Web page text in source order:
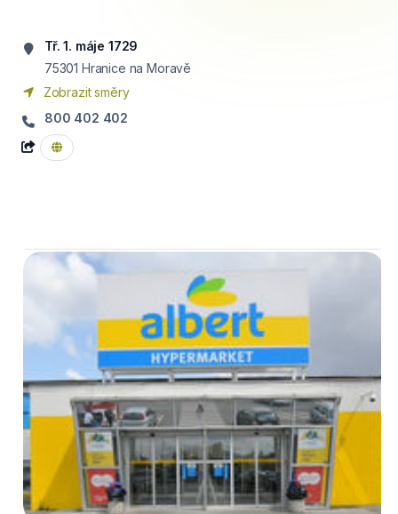
Tř. 1. máje 1729
75301 Hranice na Moravě
Zobrazit směry
800 402 402